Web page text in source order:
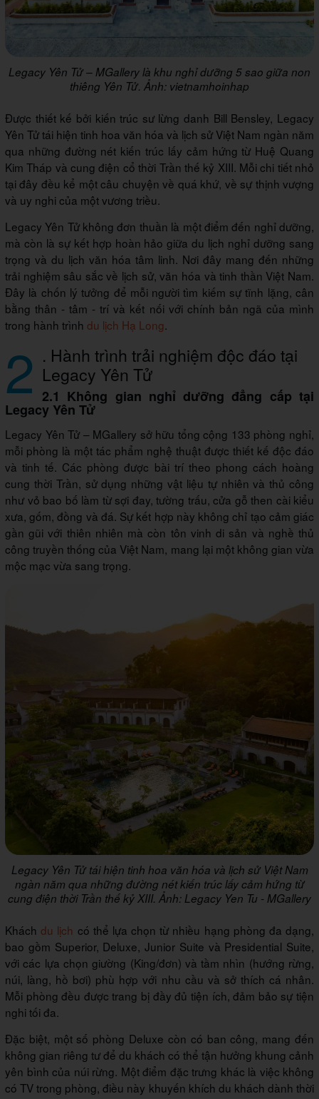
Legacy Yên Tử – MGallery là khu nghỉ dưỡng 5 sao giữa non
thiêng Yên Tử. Ảnh: vietnamhoinhap
Được thiết kế bởi kiến trúc sư lừng danh Bill Bensley, Legacy
Yên Tử tái hiện tinh hoa văn hóa và lịch sử Việt Nam ngàn năm
qua những đường nét kiến trúc lấy cảm hứng từ Huệ Quang
Kim Tháp và cung điện cổ thời Trần thế kỷ XIII. Mỗi chi tiết nhỏ
tại đây đều kể một câu chuyện về quá khứ, về sự thịnh vượng
và uy nghi của một vương triều.
Legacy Yên Tử không đơn thuần là một điểm đến nghỉ dưỡng,
mà còn là sự kết hợp hoàn hảo giữa du lịch nghỉ dưỡng sang
trọng và du lịch văn hóa tâm linh. Nơi đây mang đến những
trải nghiệm sâu sắc về lịch sử, văn hóa và tinh thần Việt Nam.
Đây là chốn lý tưởng để mỗi người tìm kiếm sự tĩnh lặng, cân
bằng thân - tâm - trí và kết nối với chính bản ngã của mình
trong hành trình du lịch Hạ Long.
2 . Hành trình trải nghiệm độc đáo tại
Legacy Yên Tử
2.1 Không gian nghỉ dưỡng đẳng cấp tại
Legacy Yên Tử
Legacy Yên Tử – MGallery sở hữu tổng cộng 133 phòng nghỉ,
mỗi phòng là một tác phẩm nghệ thuật được thiết kế độc đáo
và tinh tế. Các phòng được bài trí theo phong cách hoàng
cung thời Trần, sử dụng những vật liệu tự nhiên và thủ công
như vỏ bao bố làm từ sợi đay, tường trấu, cửa gỗ then cài kiểu
xưa, gốm, đồng và đá. Sự kết hợp này không chỉ tạo cảm giác
gần gũi với thiên nhiên mà còn tôn vinh di sản và nghề thủ
công truyền thống của Việt Nam, mang lại một không gian vừa
mộc mạc vừa sang trọng.
Legacy Yên Tử tái hiện tinh hoa văn hóa và lịch sử Việt Nam
ngàn năm qua những đường nét kiến trúc lấy cảm hứng từ
cung điện thời Trần thế kỷ XIII. Ảnh: Legacy Yen Tu - MGallery
Kháchdu lịch có thể lựa chọn từ nhiều hạng phòng đa dạng,
bao gồm Superior, Deluxe, Junior Suite và Presidential Suite,
với các lựa chọn giường (King/đơn) và tầm nhìn (hướng rừng,
núi, làng, hồ bơi) phù hợp với nhu cầu và sở thích cá nhân.
Mỗi phòng đều được trang bị đầy đủ tiện ích, đảm bảo sự tiện
nghi tối đa.
Đặc biệt, một số phòng Deluxe còn có ban công, mang đến
không gian riêng tư để du khách có thể tận hưởng khung cảnh
yên bình của núi rừng. Một điểm đặc trưng khác là việc không
có TV trong phòng, điều này khuyến khích du khách dành thời